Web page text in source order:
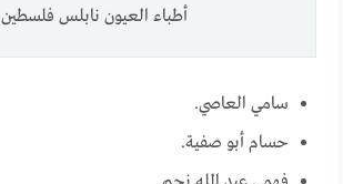
أطباء العيون نابلس فلسطين
سامي العاصي.
حسام أبو صفية.